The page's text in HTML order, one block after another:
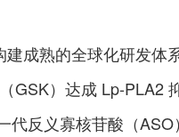
成熟的全球化研发体
GSK）达成 Lp-PLA2
代反义寡核苷酸（